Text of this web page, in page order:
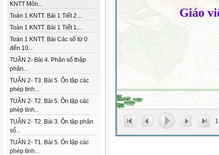
KNTT Môn...
Toán 1 KNTT. Bài 1 Tiết 2....
Toán 1 KNTT. Bài 1 Tiết 1....
Toán 1 KNTT. Bài Các số từ 0
đến 10...
TUẦN 2- Bài 4. Phân số thập
phân...
TUẦN 2- T3. Bài 5. Ôn tập các
phép tính...
TUẦN 2- T2. Bài 5. Ôn tập các
phép tính...
TUẦN 2- T2. Bài 3. Ôn tập phân
số...
TUẦN 2- T1. Bài 5. Ôn tập các
phép tính...
1